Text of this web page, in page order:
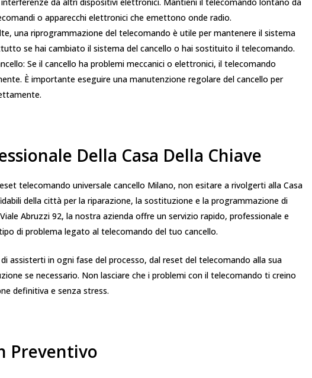
o apparecchi elettronici che emettono onde radio.
una riprogrammazione del telecomando è utile per mantenere il sistema
se hai cambiato il sistema del cancello o hai sostituito il telecomando.
Se il cancello ha problemi meccanici o elettronici, il telecomando
È importante eseguire una manutenzione regolare del cancello per
Della Casa Della Chiave
telecomando universale cancello Milano, non esitare a rivolgerti alla Casa
della città per la riparazione, la sostituzione e la programmazione di
Abruzzi 92, la nostra azienda offre un servizio rapido, professionale e
di problema legato al telecomando del tuo cancello.
assisterti in ogni fase del processo, dal reset del telecomando alla sua
se necessario. Non lasciare che i problemi con il telecomando ti creino
definitiva e senza stress.
Preventivo